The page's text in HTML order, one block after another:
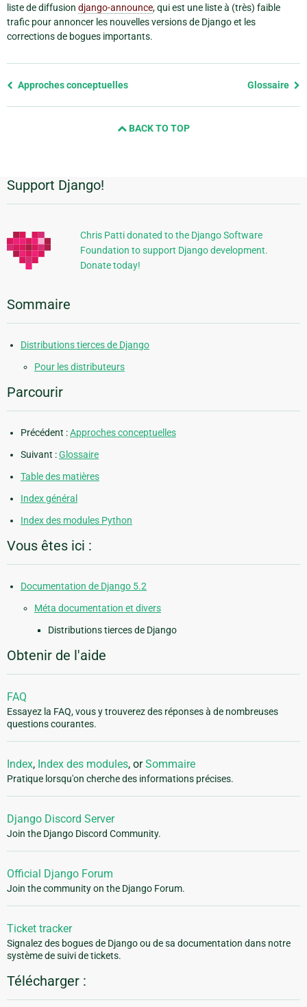
liste de diffusion django-announce, qui est une liste à (très) faible
trafic pour annoncer les nouvelles versions de Django et les
corrections de bogues importants.
Previous
Approches conceptuelles Glossaire
BACK TO TOP
Informations
supplémentaires
Support Django!
Chris Patti donated to the Django Software
Foundation to support Django development.
Donate today!
Sommaire
Distributions tierces de Django
Pour les distributeurs
Parcourir
Précédent :Approches conceptuelles
Suivant :Glossaire
Table des matières
Index général
Index des modules Python
Vous êtes ici :
Documentation de Django 5.2
Méta documentation et divers
Distributions tierces de Django
Obtenir de l'aide
FAQ
Essayez la FAQ, vous y trouverez des réponses à de nombreuses
questions courantes.
Index, Index des modules, orSommaire
Pratique lorsqu'on cherche des informations précises.
Django Discord Server
Join the Django Discord Community.
Official Django Forum
Join the community on the Django Forum.
Ticket tracker
Signalez des bogues de Django ou de sa documentation dans notre
système de suivi de tickets.
Télécharger :